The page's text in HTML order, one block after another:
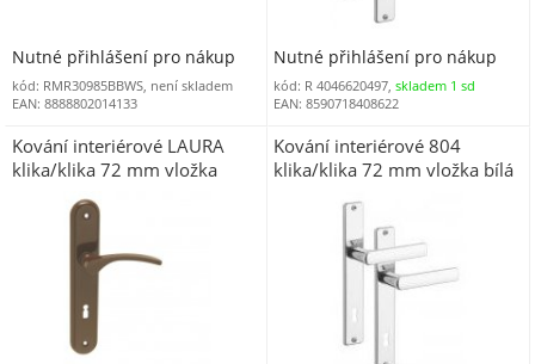
Nutné přihlášení pro nákup
kód: RMR30985BBWS, není skladem
EAN: 8888802014133
Nutné přihlášení pro nákup
kód: R 4046620497,skladem 1 sd
EAN: 8590718408622
Kování interiérové LAURA
klika/klika 72 mm vložka
Kování interiérové 804
klika/klika 72 mm vložka bílá